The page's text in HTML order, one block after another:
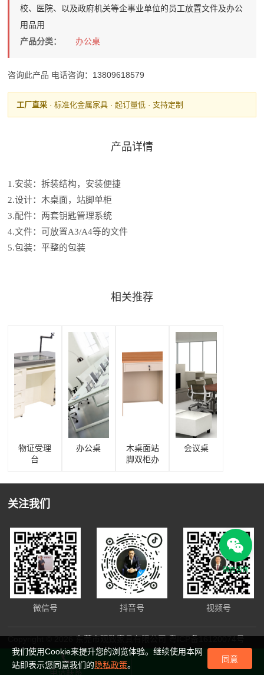
校、医院、以及政府机关等企事业单位的员工放置文件及办公
用品用
产品分类：
办公桌
咨询此产品 电话咨询：13809618579
工厂直采 · 标准化金属家具 · 起订量低 · 支持定制
产品详情
1.安装：拆装结构，安装便捷
2.设计：木桌面，站脚单柜
3.配件：两套钥匙管理系统
4.文件：可放置A3/A4等的文件
5.包装：平整的包装
相关推荐
物证受理
台
办公桌
木桌面站
脚双柜办
会议桌
关注我们
微信号 抖音号 视频号
Copyright © 2026 东莞市观致家具有限公司粤ICP备16120074号
电话联系
微信咨询
我们使用Cookie来提升您的浏览体验。继续使用本网
站即表示您同意我们的隐私政策。
同意